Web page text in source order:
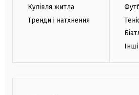
Купівля житла
Тренди і натхнення